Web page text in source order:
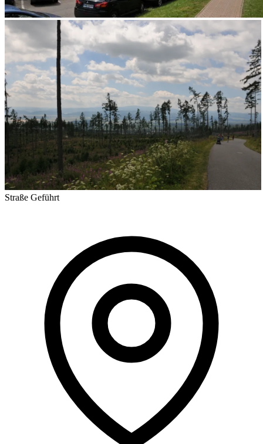
Straße Geführt